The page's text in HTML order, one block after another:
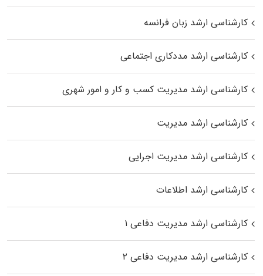
کارشناسی ارشد زبان فرانسه
کارشناسی ارشد مددکاری اجتماعی
کارشناسی ارشد مدیریت کسب و کار و امور شهری
کارشناسی ارشد مدیریت
کارشناسی ارشد مدیریت اجرایی
کارشناسی ارشد اطلاعات
کارشناسی ارشد مدیریت دفاعی ۱
کارشناسی ارشد مدیریت دفاعی ۲